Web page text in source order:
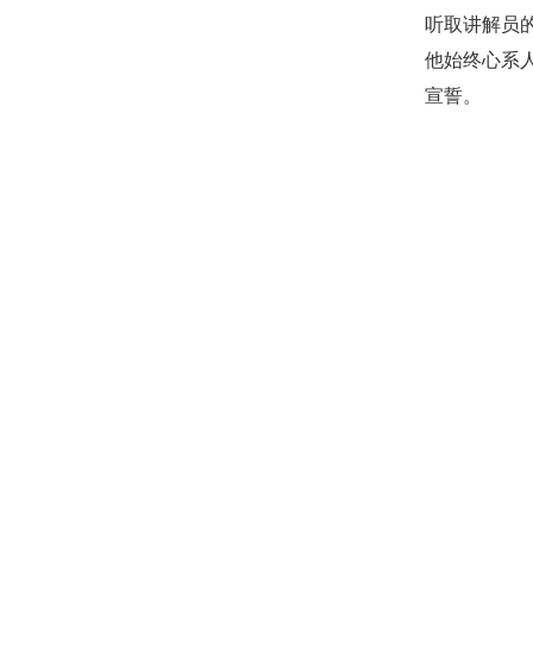
听取讲解员
他始终心系
宣誓。